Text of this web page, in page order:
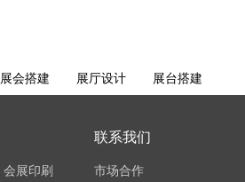
联系我们
会展印刷 市场合作
展会搭建 展厅设计 展台搭建